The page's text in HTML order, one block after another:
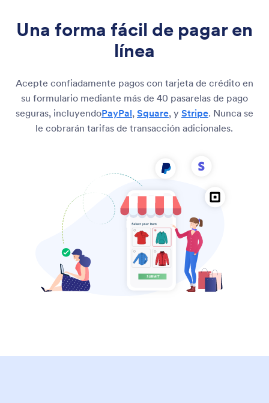
Una forma fácil de pagar en
línea
Acepte confiadamente pagos con tarjeta de crédito en
su formulario mediante más de 40 pasarelas de pago
seguras, incluyendoPayPal,Square, yStripe. Nunca se
le cobrarán tarifas de transacción adicionales.